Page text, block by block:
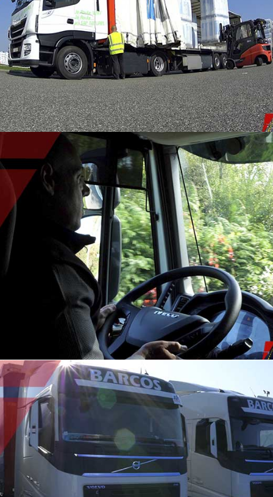
RECRUTEMENT
TARBES